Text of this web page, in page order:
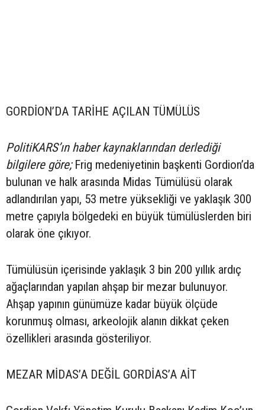
GORDİON’DA TARİHE AÇILAN TÜMÜLÜS
PolitiKARS’ın haber kaynaklarından derlediği
bilgilere göre;Frig medeniyetinin başkenti Gordion’da
bulunan ve halk arasında Midas Tümülüsü olarak
adlandırılan yapı, 53 metre yüksekliği ve yaklaşık 300
metre çapıyla bölgedeki en büyük tümülüslerden biri
olarak öne çıkıyor.
Tümülüsün içerisinde yaklaşık 3 bin 200 yıllık ardıç
ağaçlarından yapılan ahşap bir mezar bulunuyor.
Ahşap yapının günümüze kadar büyük ölçüde
korunmuş olması, arkeolojik alanın dikkat çeken
özellikleri arasında gösteriliyor.
MEZAR MİDAS’A DEĞİL GORDİAS’A AİT